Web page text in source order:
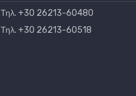
Τηλ. +30 26213-60480
Τηλ. +30 26213-60518